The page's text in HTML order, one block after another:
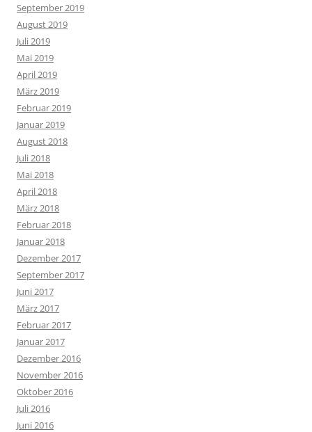
September 2019
August 2019
Juli 2019
Mai 2019
April 2019
März 2019
Februar 2019
Januar 2019
August 2018
Juli 2018
Mai 2018
April 2018
März 2018
Februar 2018
Januar 2018
Dezember 2017
September 2017
Juni 2017
März 2017
Februar 2017
Januar 2017
Dezember 2016
November 2016
Oktober 2016
Juli 2016
Juni 2016